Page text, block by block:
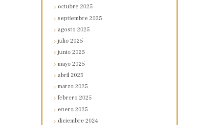
octubre2025
septiembre2025
agosto2025
julio2025
junio2025
mayo2025
abril2025
marzo2025
febrero2025
enero2025
diciembre2024